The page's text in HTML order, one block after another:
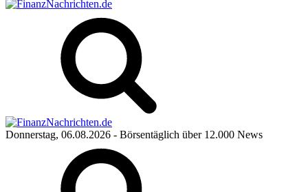
Donnerstag, 06.08.2026 - Börsentäglich über 12.000 News